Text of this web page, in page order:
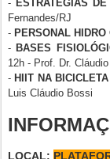
- ESTRATÉGIAS
Fernandes/RJ
- PERSONAL HIDRO
- BASES
12h - Prof. Dr.
- HIIT NA
Luis Cláudio Bossi
LOCAL: